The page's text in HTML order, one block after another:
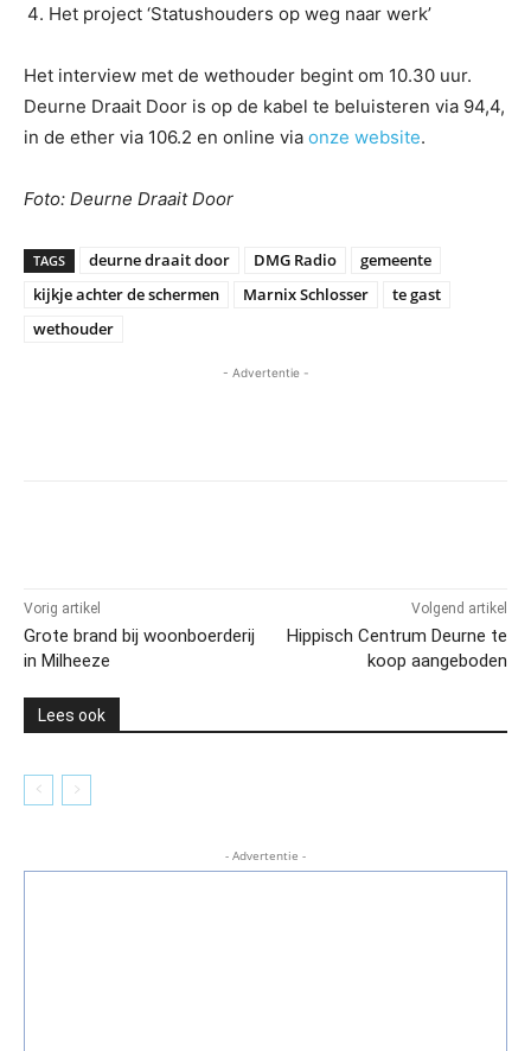
Het project ‘Statushouders op weg naar werk’
Het interview met de wethouder begint om 10.30 uur.
Deurne Draait Door is op de kabel te beluisteren via 94,4,
in de ether via 106.2 en online via onze website.
Foto: Deurne Draait Door
TAGS deurne draait door DMG Radio
gemeente
kijkje achter de schermen
Marnix Schlosser
te gast
wethouder
- Advertentie -
Vorig artikel
Grote brand bij woonboerderij
in Milheeze
Volgend artikel
Hippisch Centrum Deurne te
koop aangeboden
Lees ook
- Advertentie -